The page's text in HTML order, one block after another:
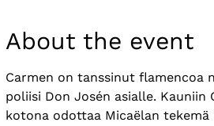
About the event
Carmen on tanssinut flamencoa
poliisi Don Josén asialle.
kotona odottaa Micaëlan